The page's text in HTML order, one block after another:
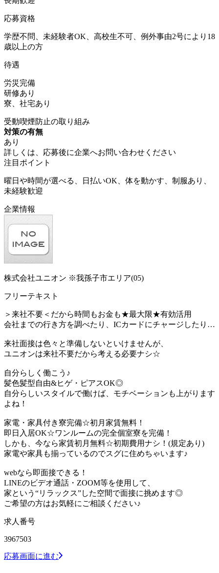
応募資格
学歴不問、未経験者OK、高校生不可、例外事由2号により18
歳以上の方
待遇
労災完備
研修あり
寮、社宅あり
受動喫煙防止の取り組み
対策の有無
あり
詳しくは、応募後に企業へお問い合わせください
注目ポイント
曜日や時間が選べる、日払いOK、体を動かす、制服あり、
未経験歓迎
企業情報
株式会社ユニオン ※我孫子市エリア(05)
フリーテキスト
＞来社不要＜だから時間もお金も★最大限★有効活用
会社までの行き方を調べたり、ICカードにチャージしたり…
来社面接は色々と準備しないといけませんが、
ユニオンは来社不要だから考える必要ナシ☆
自分らしく働こう♪
髪色髪型自由&ヒゲ・ピアスOK◎
自分らしいスタイルで働けば、モチベーションも上がります
よね！
家電・家具付き寮完備☆初月家賃無料！
即日入居OK☆ワンルームの完全個室寮を完備！
しかも、今なら家賃初月無料☆初期費用ナシ！(規定あり)
家電や家具も揃っているのでスグに住めちゃいます♪
webなら即面接できる！
LINEのビデオ通話・ZOOM等を使用して、
家という“リラックス”した空間で面接に挑めます◎
ご希望の方はお気軽にご相談ください♪
求人番号
3967503
応募画面に進む